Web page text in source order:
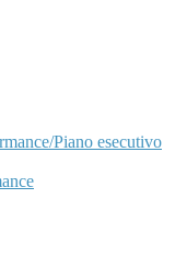
Piano esecutivo